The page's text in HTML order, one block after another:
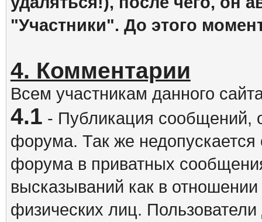
"Участники". До этого
4. Комментарии
Всем участникам данного
4.1 - Публикация сообщений,
форума. Так же недопускается
форума в приватных
высказываний как в
физических лиц.